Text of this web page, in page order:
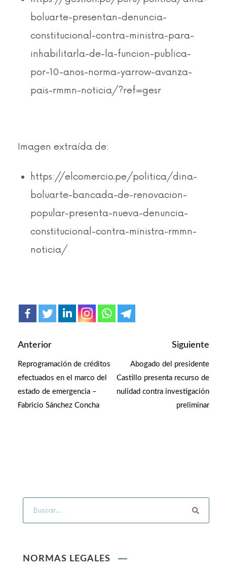
boluarte-presentan-denuncia-
constitucional-contra-ministra-para-
inhabilitarla-de-la-funcion-publica-
por-10-anos-norma-yarrow-avanza-
pais-rmmn-noticia/?ref=gesr
Imagen extraída de:
https://elcomercio.pe/politica/dina-
boluarte-bancada-de-renovacion-
popular-presenta-nueva-denuncia-
constitucional-contra-ministra-rmmn-
noticia/
Anterior
Reprogramación de créditos
efectuados en el marco del
estado de emergencia –
Fabricio Sánchez Concha
Siguiente
Abogado del presidente
Castillo presenta recurso de
nulidad contra investigación
preliminar
NORMAS LEGALES